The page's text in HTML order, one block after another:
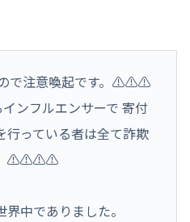
で注意喚起です。⚠️⚠️⚠️
インフルエンサーで 寄付
行っている者は全て詐欺
。⚠️⚠️⚠️⚠️
中でありました。